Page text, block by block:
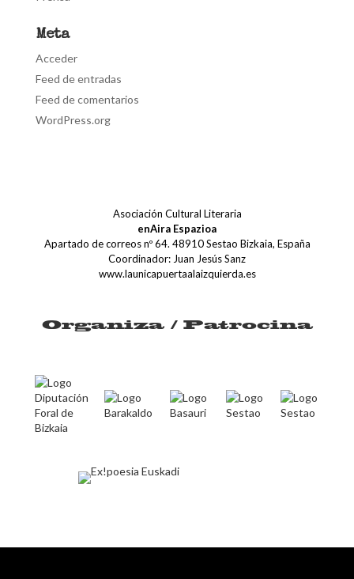
Meta
Acceder
Feed de entradas
Feed de comentarios
WordPress.org
Asociación Cultural Literaria
enAira Espazioa
Apartado de correos nº 64. 48910 Sestao Bizkaia, España
Coordinador: Juan Jesús Sanz
www.launicapuertaalaizquierda.es
Organiza / Patrocina